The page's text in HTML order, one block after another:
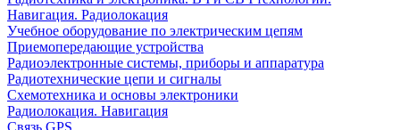
Навигация. Радиолокация
Учебное оборудование по электрическим цепям
Приемопередающие устройства
Радиоэлектронные системы, приборы и аппаратура
Радиотехнические цепи и сигналы
Схемотехника и основы электроники
Радиолокация. Навигация
Связь GPS